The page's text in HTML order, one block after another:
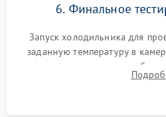
6. Финальное
Запуск холодильника для
заданную температуру в
компрессора, отсутствия
срабатывания системы